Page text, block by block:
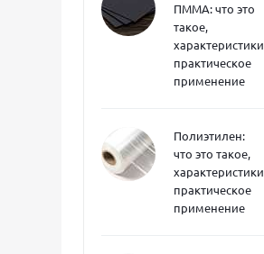
ПММА: что это
такое,
характеристики,
практическое
применение
Полиэтилен:
что это такое,
характеристики,
практическое
применение